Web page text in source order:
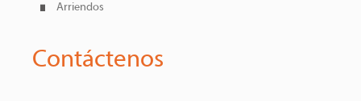
Arriendos
Contáctenos